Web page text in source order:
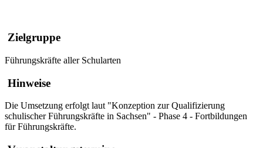
Zielgruppe
Führungskräfte aller Schularten
Hinweise
Die Umsetzung erfolgt laut "Konzeption zur Qualifizierung
schulischer Führungskräfte in Sachsen" - Phase 4 - Fortbildungen
für Führungskräfte.